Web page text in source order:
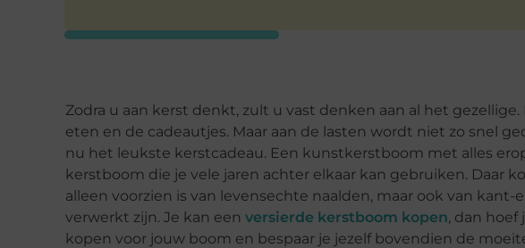
Zodra u aan kerst denkt, zult u vast denken aan al het
eten en de cadeautjes. Maar aan de lasten wordt niet zo snel
nu het leukste kerstcadeau. Een kunstkerstboom met alles
kerstboom die je vele jaren achter elkaar kan gebruiken. Daar
alleen voorzien is van levensechte naalden, maar ook van
verwerkt zijn. Je kan een versierde kerstboom kopen, dan hoef
kopen voor jouw boom en bespaar je jezelf bovendien de